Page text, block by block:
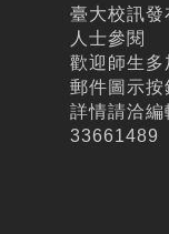
臺大校訊
人士參閱
歡迎師生
郵件圖示按
詳情請洽編
33661489